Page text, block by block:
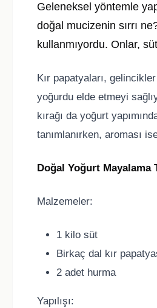
Geleneksel yöntemle
doğal mucizenin sırrı
kullanmıyordu. Onlar,
Kır papatyaları,
yoğurdu elde etmeyi
kırağı da yoğurt
tanımlanırken, aroması
Doğal Yoğurt Mayalama
Malzemeler:
1 kilo süt
Birkaç dal kır
2 adet hurma
Yapılışı: